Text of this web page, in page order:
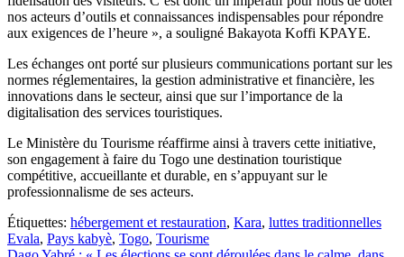
nos acteurs d’outils et connaissances indispensables pour répondre
aux exigences de l’heure », a souligné Bakayota Koffi KPAYE.
Les échanges ont porté sur plusieurs communications portant sur les
normes réglementaires, la gestion administrative et financière, les
innovations dans le secteur, ainsi que sur l’importance de la
digitalisation des services touristiques.
Le Ministère du Tourisme réaffirme ainsi à travers cette initiative,
son engagement à faire du Togo une destination touristique
compétitive, accueillante et durable, en s’appuyant sur le
professionnalisme de ses acteurs.
Étiquettes: hébergement et restauration, Kara, luttes traditionnelles
Evala, Pays kabyè, Togo, Tourisme